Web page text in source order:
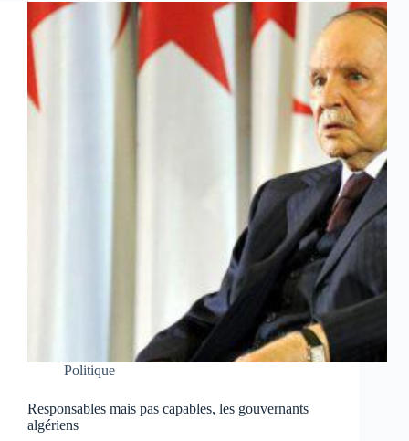
Politique
Responsables mais pas capables, les gouvernants
algériens